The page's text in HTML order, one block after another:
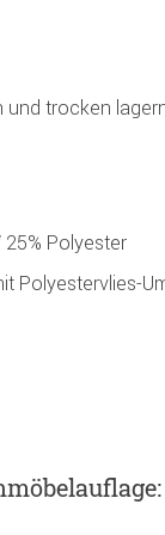
und trocken
Polyester
Polyestervlies-
: